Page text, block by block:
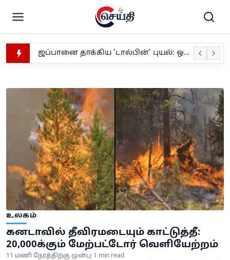
கனடாவில் தீவிரமடையும் காட்டுத்தீ: 20,000க்கும் மேற்பட்டோர் வெளியேற்றம்
ஜப்பானை தாக்கிய 'டால்பின்' புயல்: ஒகினவாவில் 5 பேர் காயம் - 14,000 வீடுகளுக்கு மின் துண்டிப்பு! சீனா நோக்கி நகரும் புயல்
கொழும்பு மெகசின் சிறைச்சாலையில் ஏற்பட்ட பதற்றம் கட்டுப்பாட்டுக்குள்; பாதுகாப்புக்காக STF களமிறக்கம்
இதய ஆரோக்கியத்தை பாதுகாக்க வேண்டுமா? இரவு 8 மணிக்குப் பிறகு இந்த 6 பழக்கங்களைத் தவிர்த்துக்கொள்ளுங்கள்!
அவுருது குமாரி போட்டியில் மலைப்பாம்புடன் நடனமாடிய பெண்ணுக்கு அபராதம்
தீவிர தென்மேற்குப் பருவப்பெயர்ச்சி: 100 மி.மீக்கு மேல் பலத்த மழை - வளிமண்டலவியல் திணைக்களம் எச்சரிக்கை!
கணவனின் போனை தொட்ட மனைவிக்கு காத்திருந்த பேரதிர்ச்சி... பகீர் சம்பவம்!
கீழே விழுந்த 10-ம் வகுப்பு மாணவிக்கு பிரசவம் - சிசு இறப்பு; காதலன் மீது போக்சோ வழக்கு!
முன்னாள் அமைச்சர் அகில விராஜ் காரியவசம் கைது - இலஞ்ச ஊழல் ஆணைக்குழுவில் வாக்குமூலம் அளிக்க வந்தபோது அதிரடி!
ஒல்லியான பெண்களுக்கான ஸ்டைலிங் டிப்ஸ்: உங்கள் மெலிந்த உடல்வாகை நேர்த்தியாக மாற்றும் வழிகள்!
இறுக்கமான உடைகளால் ரத்த ஓட்டம் பாதிக்கப்படுமா? - உண்மை இதுதான்!
உலகம்
கனடாவில் தீவிரமடையும் காட்டுத்தீ:
20,000க்கும் மேற்பட்டோர் வெளியேற்றம்
11 மணி நேரத்திற்கு முன்பு•1 min read